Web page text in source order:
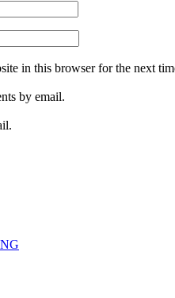
in this browser for the next
by email.